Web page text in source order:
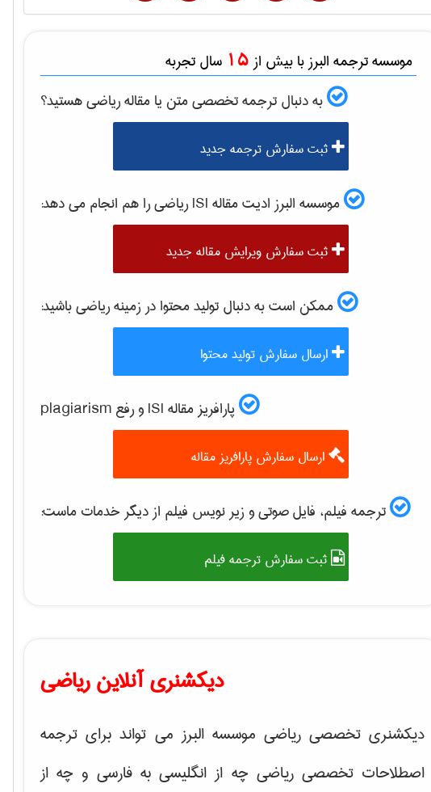
موسسه ترجمه البرز با بیش از 15 سال تجربه
به دنبال ترجمه تخصصی متن یا مقالهرياضیهستید؟
ثبت سفارش ترجمه جدید
موسسه البرز ادیت مقاله ISI رياضیرا هم انجام می دهد:
ثبت سفارش ویرایش مقاله جدید
ممکن است به دنبال تولید محتوا در زمینهرياضیباشید:
ارسال سفارش تولید محتوا
پارافریز مقاله ISI و رفع plagiarism
ارسال سفارش پارافریز مقاله
ترجمه فیلم، فایل صوتی و زیر نویس فیلم از دیگر خدمات ماست:
ثبت سفارش ترجمه فیلم
دیکشنری آنلاین ریاضی
دیکشنری تخصصی ریاضی موسسه البرز می تواند برای ترجمه
اصطلاحات تخصصی ریاضی چه از انگلیسی به فارسی و چه از